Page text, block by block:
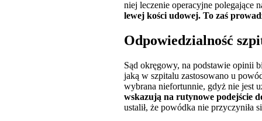
niej leczenie operacyjne polegające
lewej kości udowej. To zaś
Odpowiedzialność
Sąd okręgowy, na podstawie opinii
jaką w szpitalu zastosowano u
wybrana niefortunnie, gdyż nie jest
wskazują na rutynowe podejście
ustalił, że powódka nie przyczyniła